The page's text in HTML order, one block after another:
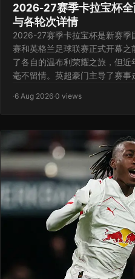
2026-27赛季卡拉宝杯
与各轮次详情
2026-27赛季卡拉宝杯是新赛季
赛和英格兰足球联赛正式开幕
了各自的温布利荣耀之旅，但
毫不留情。英超豪门主导了赛
·6 Aug 2026·0 views